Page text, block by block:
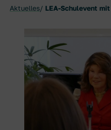
Aktuelles LEA-Schulevent